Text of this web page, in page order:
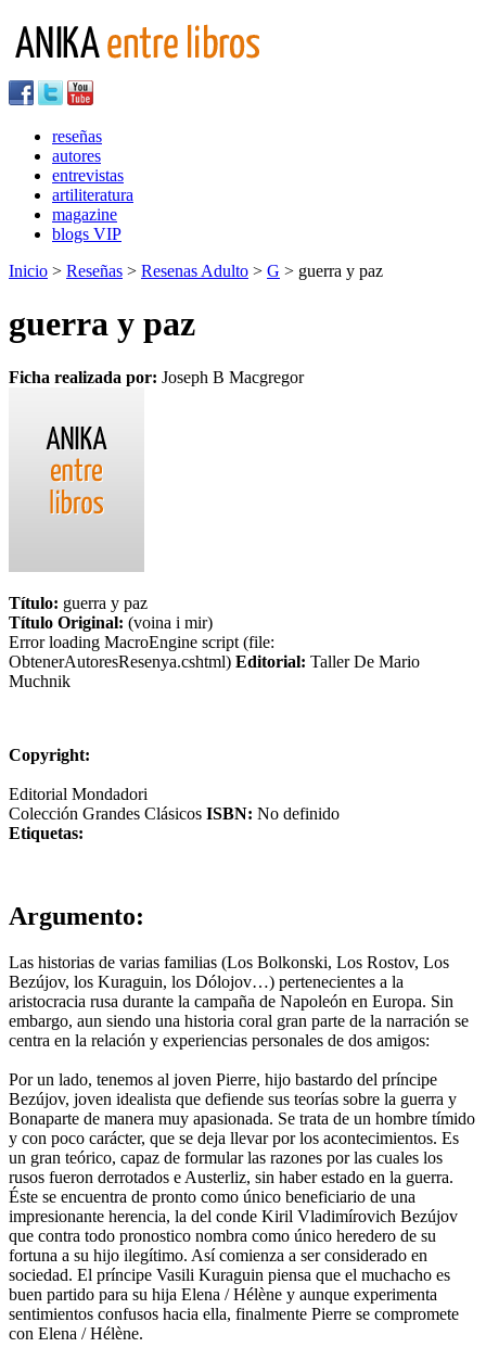
reseñas
autores
entrevistas
artiliteratura
magazine
blogs VIP
Inicio > Reseñas > Resenas Adulto > G > guerra y paz
guerra y paz
Ficha realizada por: Joseph B Macgregor
Título: guerra y paz
Título Original: (voina i mir)
Error loading MacroEngine script (file:
ObtenerAutoresResenya.cshtml) Editorial: Taller De Mario
Muchnik
Copyright:
Editorial Mondadori
Colección Grandes Clásicos ISBN: No definido
Etiquetas:
Argumento:
Las historias de varias familias (Los Bolkonski, Los Rostov, Los
Bezújov, los Kuraguin, los Dólojov…) pertenecientes a la
aristocracia rusa durante la campaña de Napoleón en Europa. Sin
embargo, aun siendo una historia coral gran parte de la narración se
centra en la relación y experiencias personales de dos amigos:
Por un lado, tenemos al joven Pierre, hijo bastardo del príncipe
Bezújov, joven idealista que defiende sus teorías sobre la guerra y
Bonaparte de manera muy apasionada. Se trata de un hombre tímido
y con poco carácter, que se deja llevar por los acontecimientos. Es
un gran teórico, capaz de formular las razones por las cuales los
rusos fueron derrotados e Austerliz, sin haber estado en la guerra.
Éste se encuentra de pronto como único beneficiario de una
impresionante herencia, la del conde Kiril Vladimírovich Bezújov
que contra todo pronostico nombra como único heredero de su
fortuna a su hijo ilegítimo. Así comienza a ser considerado en
sociedad. El príncipe Vasili Kuraguin piensa que el muchacho es
buen partido para su hija Elena / Hélène y aunque experimenta
sentimientos confusos hacia ella, finalmente Pierre se compromete
con Elena / Hélène.